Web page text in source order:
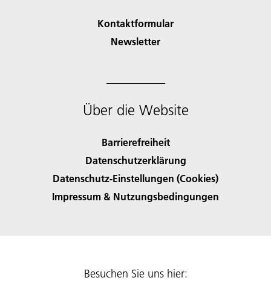
Kontaktformular
Newsletter
Über die Website
Barrierefreiheit
Datenschutzerklärung
Datenschutz-Einstellungen (Cookies)
Impressum & Nutzungsbedingungen
Besuchen Sie uns hier: